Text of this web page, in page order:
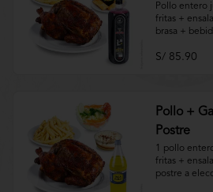
Pollo entero
fritas +
brasa +
Aplica
S/ 85.90
Pollo +
Postre
1 pollo
fritas +
postre a